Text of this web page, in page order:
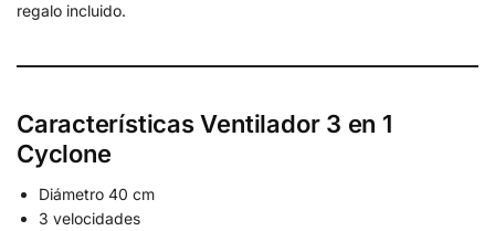
regalo incluido.
Características Ventilador 3 en 1
Cyclone
Diámetro 40 cm
3 velocidades